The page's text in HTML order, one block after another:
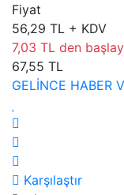
Fiyat
56,29 TL + KDV
7,03 TL den
67,55 TL
GELİNCE HABER
Karşılaştır